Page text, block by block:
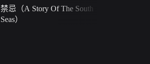
禁忌（A Story Of The South
Seas）